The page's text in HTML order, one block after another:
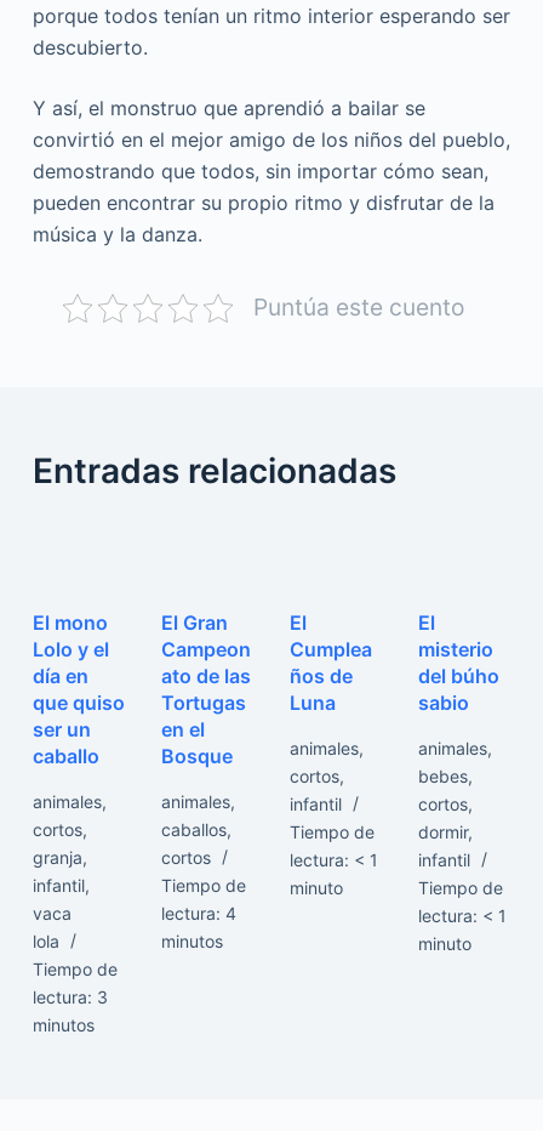
porque todos tenían un ritmo interior esperando ser
descubierto.
Y así, el monstruo que aprendió a bailar se
convirtió en el mejor amigo de los niños del pueblo,
demostrando que todos, sin importar cómo sean,
pueden encontrar su propio ritmo y disfrutar de la
música y la danza.
Puntúa este cuento
Entradas relacionadas
El mono
Lolo y el
día en
que quiso
ser un
caballo
animales,
cortos,
granja,
infantil,
vaca
lola
Tiempo de
lectura: 3
minutos
El Gran
Campeon
ato de las
Tortugas
en el
Bosque
animales,
caballos,
cortos
Tiempo de
lectura: 4
minutos
El
Cumplea
ños de
Luna
animales,
cortos,
infantil
Tiempo de
lectura: < 1
minuto
El
misterio
del búho
sabio
animales,
bebes,
cortos,
dormir,
infantil
Tiempo de
lectura: < 1
minuto